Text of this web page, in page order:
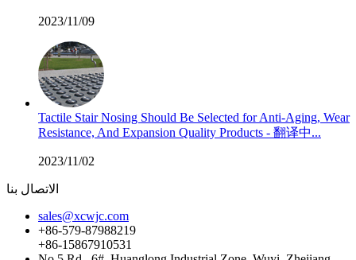
2023/11/09
Tactile Stair Nosing Should Be Selected for Anti-Aging, Wear
Resistance, And Expansion Quality Products - 翻译中...
2023/11/02
الاتصال بنا
sales@xcwjc.com
+86-579-87988219
+86-15867910531